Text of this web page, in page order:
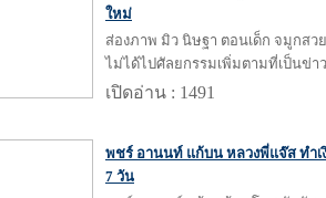
ใหม่
ส่องภาพ มิว นิษฐา ตอนเด็ก จมูกส
ไม่ได้ไปศัลยกรรมเพิ่มตามที่เป็นข่าว
เปิดอ่าน : 1491
พชร์ อานนท์ แก้บน หลวงพี่แจ๊ส ทำ
7 วัน